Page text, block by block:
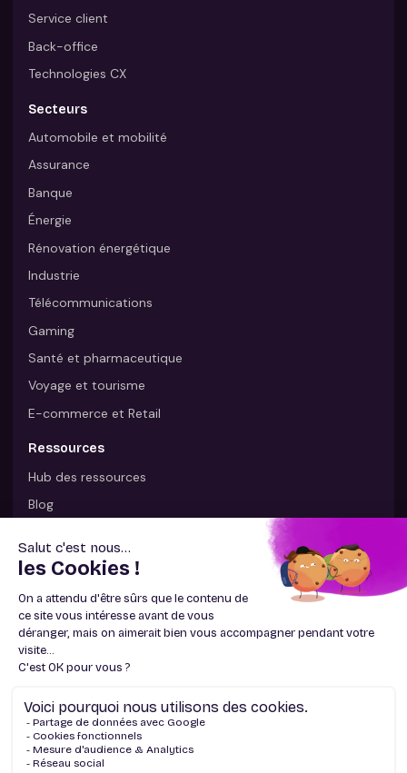
Service client
Back-office
Technologies CX
Secteurs
Automobile et mobilité
Assurance
Banque
Énergie
Rénovation énergétique
Industrie
Télécommunications
Gaming
Santé et pharmaceutique
Voyage et tourisme
E-commerce et Retail
Ressources
Hub des ressources
Blog
Livres blancs
La relation client et les Français en 2025
Les règles d'or du service client à l'ère du digital
La satisfaction comme axe stratégique
Contactez-nous
Du lundi au samedi de 8h à 20h hors jours fériés – Appel non
01 84 88 74 09
Suivez-nous sur les réseaux